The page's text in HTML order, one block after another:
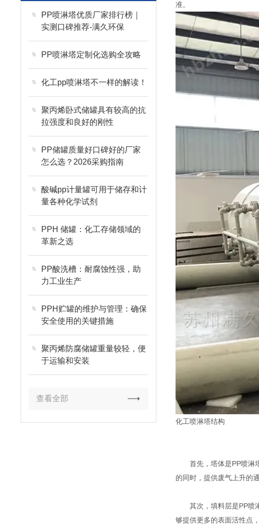
PP喷淋塔优质厂家排行榜｜
实测口碑推荐-满久环保
PP喷淋塔定制化选购全攻略
化工pp喷淋塔不一样的解读！
聚丙烯卧式储罐具有较高的抗
拉强度和良好的刚性
PP储罐质量好口碑好的厂家
怎么选？2026采购指南
酸碱pp计量罐可用于储存和计
量各种化学试剂
PPH 储罐：化工存储领域的
革新之选
PP酸洗槽：耐腐蚀性强，助
力工业生产
PPH贮罐的维护与管理：确保
安全使用的关键措施
聚丙烯防腐储罐重量较轻，便
于运输和安装
查看全部
准。
化工喷淋塔结构
首先，塔体是PP喷淋塔
的同时，提供废气上升的
其次，填料层是PP喷淋
够提供更多的表面活性点